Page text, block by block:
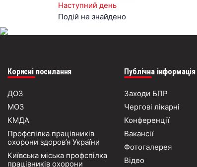
Наступний день
Подій не знайдено
Корисні посилання
ДОЗ
МОЗ
КМДА
Профспілка працівників
охорони здоров’я України
Київська міська профспілка
працівників охорони
Публічна інформація
Заходи БПР
Чергові лікарні
Конференції
Вакансії
Фотогалерея
Відео